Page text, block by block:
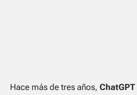
Hace más de tres años, ChatGPT